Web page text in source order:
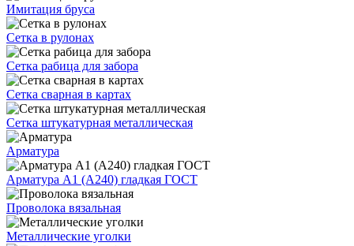
Имитация бруса
Сетка в рулонах
Сетка рабица для забора
Сетка сварная в картах
Сетка штукатурная металлическая
Арматура
Арматура А1 (А240) гладкая ГОСТ
Проволока вязальная
Металлические уголки